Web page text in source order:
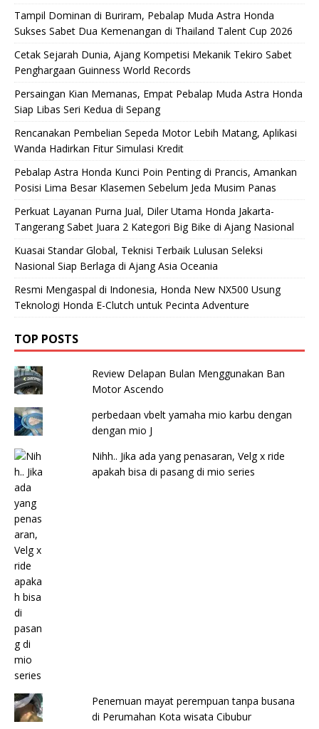
Tampil Dominan di Buriram, Pebalap Muda Astra Honda
Sukses Sabet Dua Kemenangan di Thailand Talent Cup 2026
Cetak Sejarah Dunia, Ajang Kompetisi Mekanik Tekiro Sabet
Penghargaan Guinness World Records
Persaingan Kian Memanas, Empat Pebalap Muda Astra Honda
Siap Libas Seri Kedua di Sepang
Rencanakan Pembelian Sepeda Motor Lebih Matang, Aplikasi
Wanda Hadirkan Fitur Simulasi Kredit
Pebalap Astra Honda Kunci Poin Penting di Prancis, Amankan
Posisi Lima Besar Klasemen Sebelum Jeda Musim Panas
Perkuat Layanan Purna Jual, Diler Utama Honda Jakarta-
Tangerang Sabet Juara 2 Kategori Big Bike di Ajang Nasional
Kuasai Standar Global, Teknisi Terbaik Lulusan Seleksi
Nasional Siap Berlaga di Ajang Asia Oceania
Resmi Mengaspal di Indonesia, Honda New NX500 Usung
Teknologi Honda E-Clutch untuk Pecinta Adventure
TOP POSTS
Review Delapan Bulan Menggunakan Ban
Motor Ascendo
perbedaan vbelt yamaha mio karbu dengan
dengan mio J
Nihh.. Jika ada yang penasaran, Velg x ride
apakah bisa di pasang di mio series
Penemuan mayat perempuan tanpa busana
di Perumahan Kota wisata Cibubur